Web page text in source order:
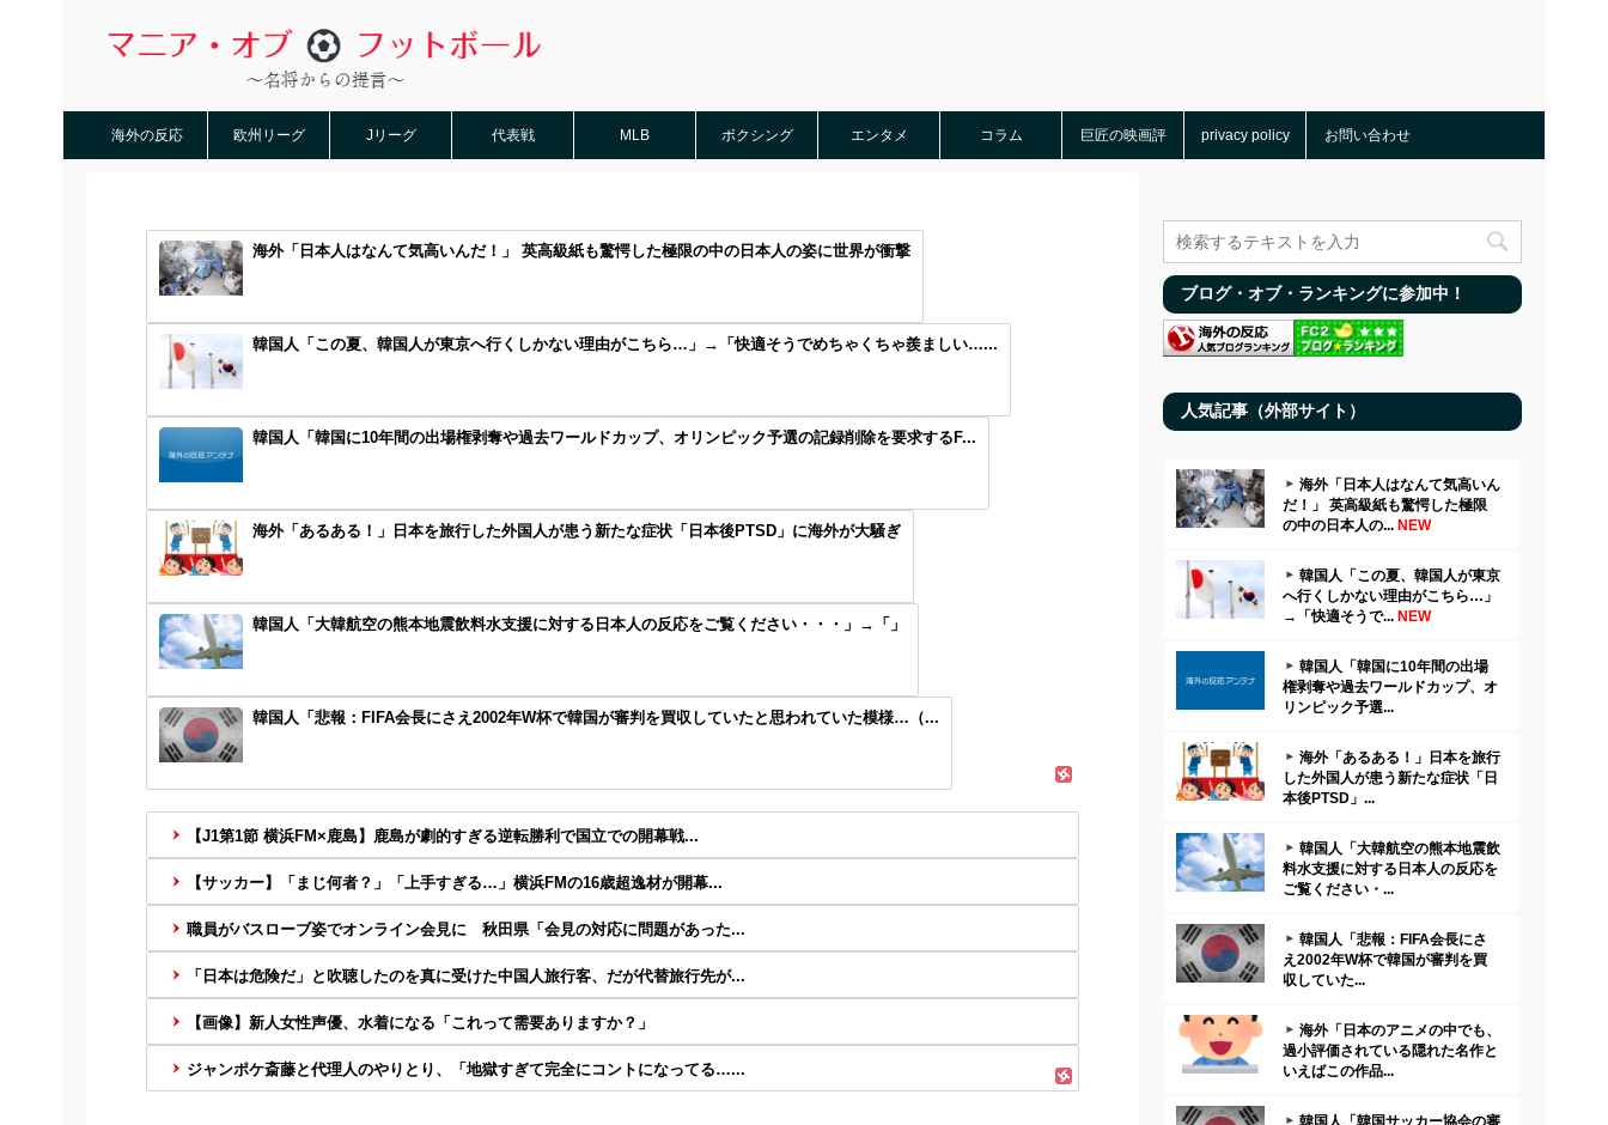
海外の反応 欧州リーグ Jリーグ 代表戦 MLB ボクシング エンタメ コラム 巨匠の映画評 privacy policy お問い合わせ
海外「日本人はなんて気高いんだ！」 英高級紙も驚愕した極限の中の日本人の姿に世界が衝撃
韓国人「この夏、韓国人が東京へ行くしかない理由がこちら…」→「快適そうでめちゃくちゃ羨ましい…...
韓国人「韓国に10年間の出場権剥奪や過去ワールドカップ、オリンピック予選の記録削除を要求するF...
海外「あるある！」日本を旅行した外国人が患う新たな症状「日本後PTSD」に海外が大騒ぎ
韓国人「大韓航空の熊本地震飲料水支援に対する日本人の反応をご覧ください・・・」→「」
韓国人「悲報：FIFA会長にさえ2002年W杯で韓国が審判を買収していたと思われていた模様…（...
【J1第1節 横浜FM×鹿島】鹿島が劇的すぎる逆転勝利で国立での開幕戦...
【サッカー】「まじ何者？」「上手すぎる…」横浜FMの16歳超逸材が開幕...
職員がバスローブ姿でオンライン会見に 秋田県「会見の対応に問題があった...
「日本は危険だ」と吹聴したのを真に受けた中国人旅行客、だが代替旅行先が...
【画像】新人女性声優、水着になる「これって需要ありますか？」
ジャンポケ斎藤と代理人のやりとり、「地獄すぎて完全にコントになってる…...
ブログ・オブ・ランキングに参加中！
人気記事（外部サイト）
海外「日本人はなんて気高いん
だ！」 英高級紙も驚愕した極限
の中の日本人の... NEW
韓国人「この夏、韓国人が東京
へ行くしかない理由がこちら…」
→「快適そうで... NEW
韓国人「韓国に10年間の出場
権剥奪や過去ワールドカップ、オ
リンピック予選...
海外「あるある！」日本を旅行
した外国人が患う新たな症状「日
本後PTSD」...
韓国人「大韓航空の熊本地震飲
料水支援に対する日本人の反応を
ご覧ください・...
韓国人「悲報：FIFA会長にさ
え2002年W杯で韓国が審判を買
収していた...
海外「日本のアニメの中でも、
過小評価されている隠れた名作と
いえばこの作品...
韓国人「韓国サッカー協会の審